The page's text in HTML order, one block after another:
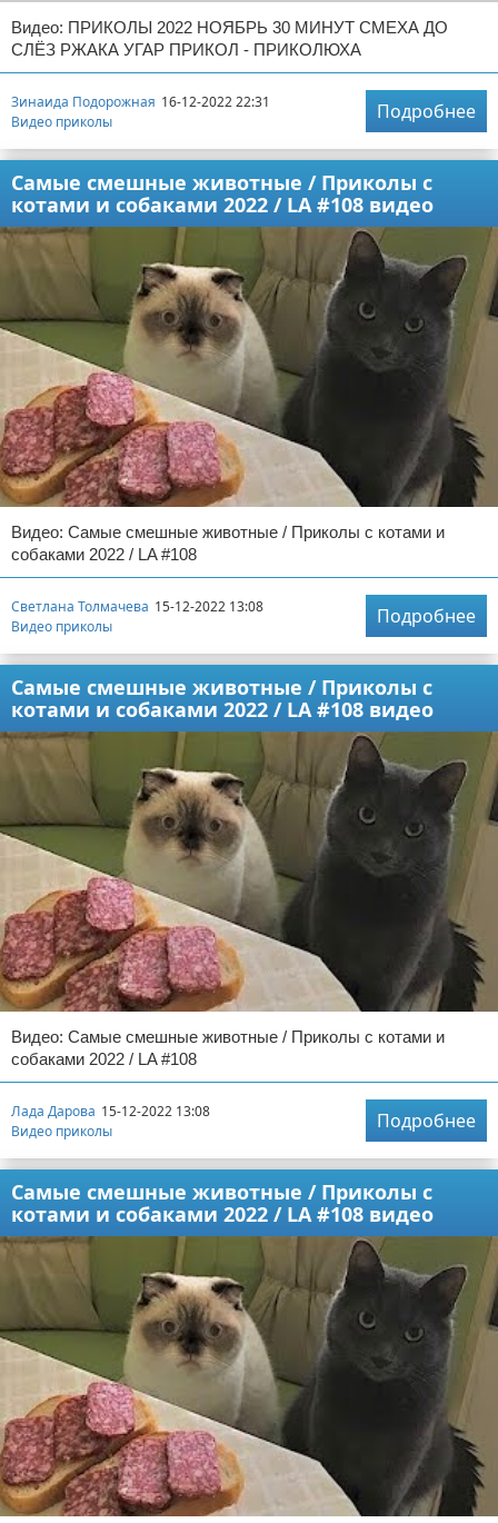
Видео: ПРИКОЛЫ 2022 НОЯБРЬ 30 МИНУТ СМЕХА ДО
СЛЁЗ РЖАКА УГАР ПРИКОЛ - ПРИКОЛЮХА
Зинаида Подорожная 16-12-2022 22:31
Видео приколы
Подробнее
Самые смешные животные / Приколы с
котами и собаками 2022 / LA #108 видео
Видео: Самые смешные животные / Приколы с котами и
собаками 2022 / LA #108
Светлана Толмачева 15-12-2022 13:08
Видео приколы
Подробнее
Самые смешные животные / Приколы с
котами и собаками 2022 / LA #108 видео
Видео: Самые смешные животные / Приколы с котами и
собаками 2022 / LA #108
Лада Дарова 15-12-2022 13:08
Видео приколы
Подробнее
Самые смешные животные / Приколы с
котами и собаками 2022 / LA #108 видео